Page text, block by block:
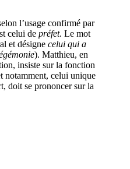
l’usage confirmé par
celui de préfet. Le mot
et désigne celui qui a
). Matthieu, en
insiste sur la fonction
notamment, celui unique
doit se prononcer sur la